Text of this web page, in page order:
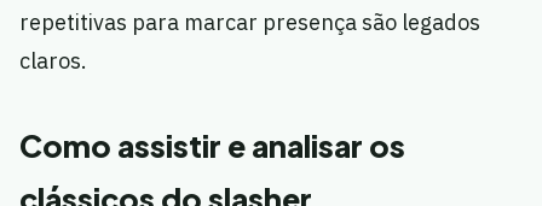
repetitivas para marcar presença são legados
claros.
Como assistir e analisar os